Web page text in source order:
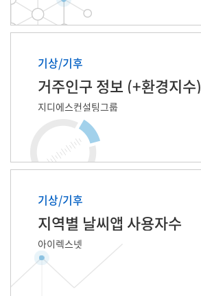
기상/기후
거주인구 정보 (+환경지수)
지디에스컨설팅그룹
기상/기후
지역별 날씨앱 사용자수
아이렉스넷